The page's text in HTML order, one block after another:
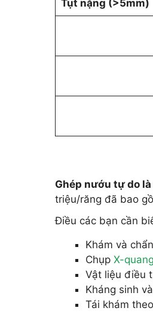
Tụt nặng (>5mm)
Ghép nướu tự do là
triệu/răng đã bao
Điều các bạn cần
Khám và
Chụp X-quang
Vật liệu điều
Kháng sinh
Tái khám